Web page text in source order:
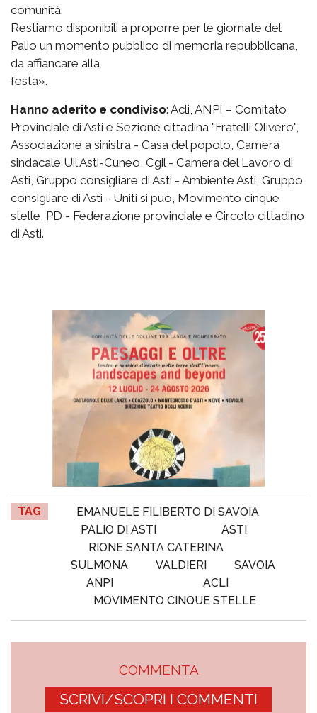
comunità.
Restiamo disponibili a proporre per le giornate del
Palio un momento pubblico di memoria repubblicana,
da affiancare alla
festa».
Hanno aderito e condiviso: Acli, ANPI – Comitato
Provinciale di Asti e Sezione cittadina "Fratelli Olivero",
Associazione a sinistra - Casa del popolo, Camera
sindacale Uil Asti-Cuneo, Cgil - Camera del Lavoro di
Asti, Gruppo consigliare di Asti - Ambiente Asti, Gruppo
consigliare di Asti - Uniti si può, Movimento cinque
stelle, PD - Federazione provinciale e Circolo cittadino
di Asti.
TAG
EMANUELE FILIBERTO DI SAVOIA
PALIO DI ASTI
ASTI
RIONE SANTA CATERINA
SULMONA
VALDIERI
SAVOIA
ANPI
ACLI
MOVIMENTO CINQUE STELLE
COMMENTA
SCRIVI/SCOPRI I COMMENTI